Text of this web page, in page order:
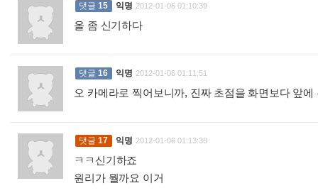
댓글 15 익명 2012-01-06 01:10:39
올 좀 신기하다
댓글 16 익명 2012-01-06 01:11:51
오 카메라로 찍어보니까, 진짜 초점을 화면보다 앞
댓글 17 익명 2012-01-06 01:13:38
ㅋㅋ신기하죠
원리가 뭘까요 이거